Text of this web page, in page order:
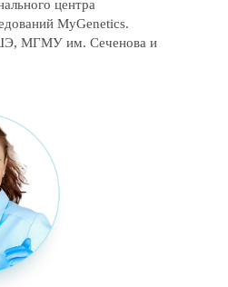
центра
MyGenetics.
МГМУ им. Сеченова и